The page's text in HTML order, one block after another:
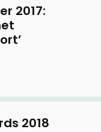
2017:
2018